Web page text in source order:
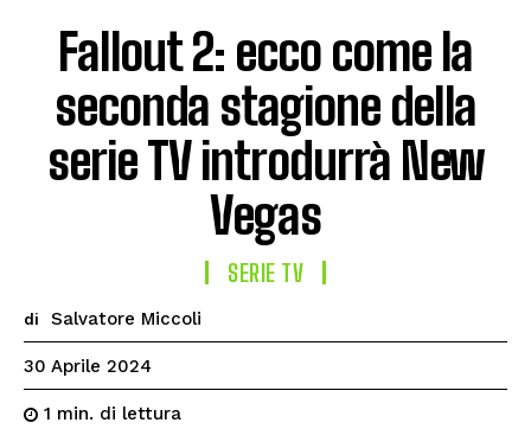
Fallout 2: ecco come la
seconda stagione della
serie TV introdurrà New
Vegas
SERIE TV
di Salvatore Miccoli
30 Aprile 2024
1 min. di lettura